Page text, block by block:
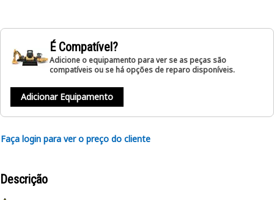
É Compatível?
Adicione o equipamento para ver se as peças são
compatíveis ou se há opções de reparo disponíveis.
Adicionar Equipamento
Faça login para ver o preço do cliente
Descrição